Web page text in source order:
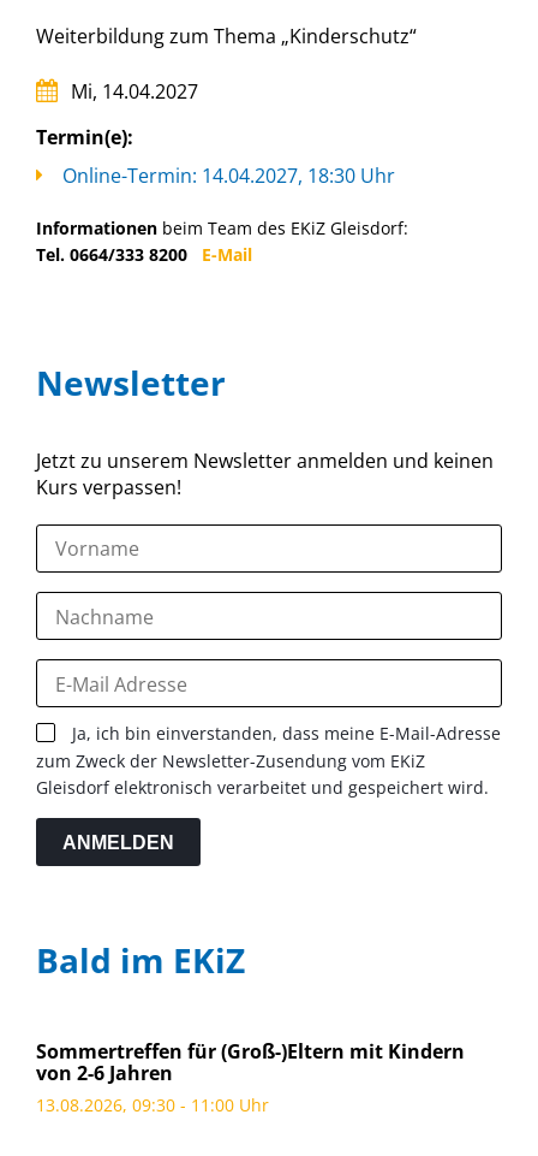
Newsletter
Jetzt zu unserem Newsletter anmelden und keinen
Kurs verpassen!
Ja, ich bin einverstanden, dass meine E-Mail-Adresse
zum Zweck der Newsletter-Zusendung vom EKiZ
Gleisdorf elektronisch verarbeitet und gespeichert wird.
ANMELDEN
Bald im EKiZ
Sommertreffen für (Groß-)Eltern mit Kindern
von 2-6 Jahren
13.08.2026, 09:30 - 11:00 Uhr
Weiterbildung zum Thema „Kinderschutz“
Mi, 14.04.2027
Termin(e):
Online-Termin: 14.04.2027, 18:30 Uhr
Informationen beim Team des EKiZ Gleisdorf:
Tel. 0664/333 8200 E-Mail